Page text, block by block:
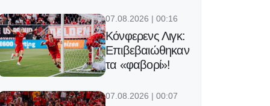
07.08.2026 | 00:16
Κόνφερενς Λιγκ:
Επιβεβαιώθηκαν
τα «φαβορί»!
07.08.2026 | 00:07